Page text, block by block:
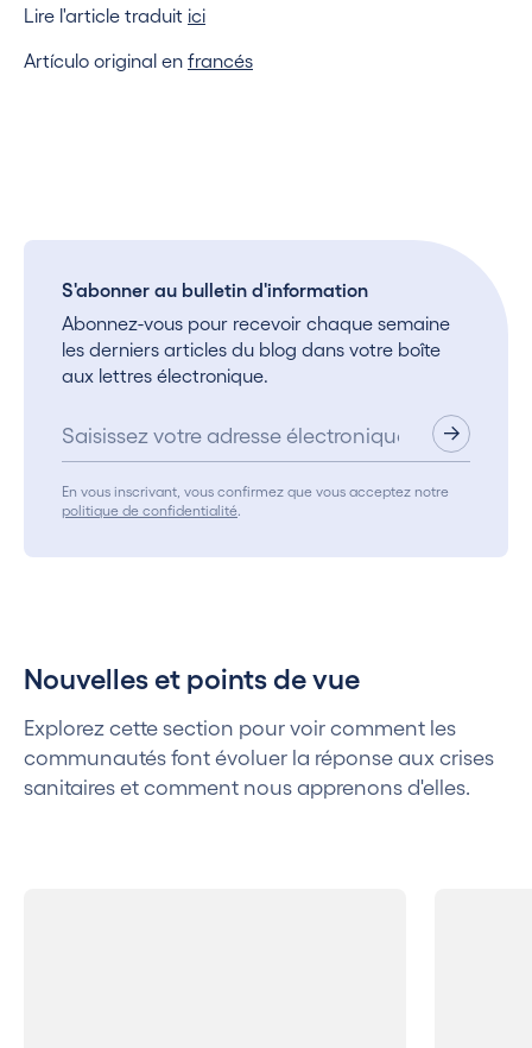
Lire l'article traduit ici
Artículo original en francés
S'abonner au bulletin d'information
Abonnez-vous pour recevoir chaque semaine
les derniers articles du blog dans votre boîte
aux lettres électronique.
En vous inscrivant, vous confirmez que vous acceptez notre
politique de confidentialité
Nouvelles et points de vue
Explorez cette section pour voir comment les
communautés font évoluer la réponse aux crises
sanitaires et comment nous apprenons d'elles.